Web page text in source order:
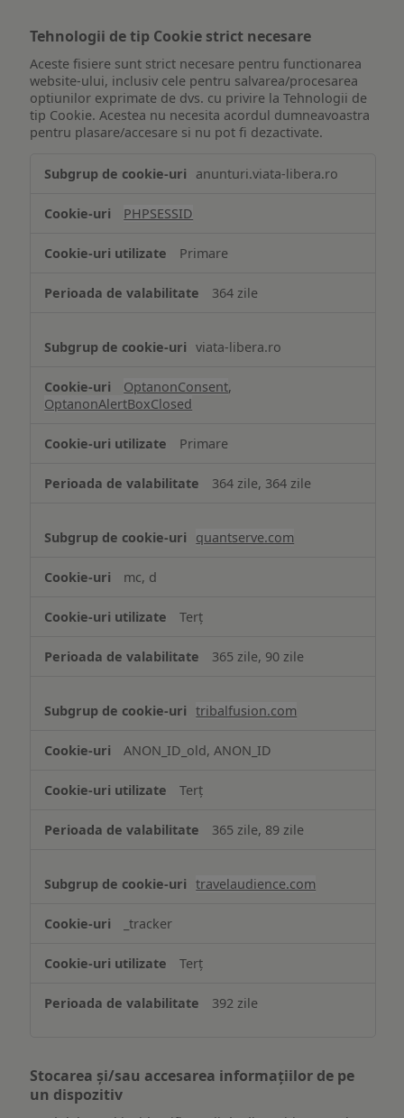
Tehnologii de tip Cookie strict necesare
Aceste fisiere sunt strict necesare pentru functionarea
website-ului, inclusiv cele pentru salvarea/procesarea
optiunilor exprimate de dvs. cu privire la Tehnologii de
tip Cookie. Acestea nu necesita acordul dumneavoastra
pentru plasare/accesare si nu pot fi dezactivate.
de
Cookie
necesare
anunturi.viata-libera.ro
PHPSESSID
Primare
364 zile
viata-libera.ro
OptanonConsent,
OptanonAlertBoxClosed
Primare
364 zile, 364 zile
quantserve.com
mc, d
Terț
365 zile, 90 zile
tribalfusion.com
ANON_ID_old, ANON_ID
Terț
365 zile, 89 zile
travelaudience.com
_tracker
Terț
392 zile
Stocarea și/sau accesarea informațiilor de pe
un dispozitiv